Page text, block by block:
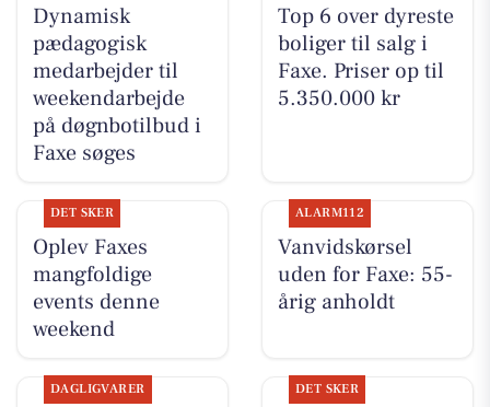
Dynamisk
pædagogisk
medarbejder til
weekendarbejde
på døgnbotilbud i
Faxe søges
Top 6 over dyreste
boliger til salg i
Faxe. Priser op til
5.350.000 kr
DET SKER
Oplev Faxes
mangfoldige
events denne
weekend
ALARM112
Vanvidskørsel
uden for Faxe: 55-
årig anholdt
DAGLIGVARER DET SKER